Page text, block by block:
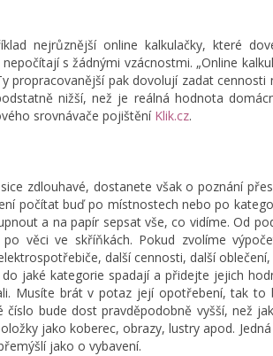
nejrůznější online kalkulačky, které
s žádnými vzácnostmi. „Online
propracovanější pak dovolují zadat cennosti
nižší, než je reálná hodnota
srovnávače pojištění Klik.cz.
zdlouhavé, dostanete však o poznání
počítat buď po místnostech nebo po
a na papír sepsat vše, co vidíme. Od
věci ve skříňkách. Pokud zvolíme
další cennosti, další oblečení,
jaké kategorie spadají a přidejte jejich
Musíte brát v potaz její opotřebení, tak to
bude dost pravděpodobně vyšší, než
jako koberec, obrazy, lustry apod.
jako o vybavení.